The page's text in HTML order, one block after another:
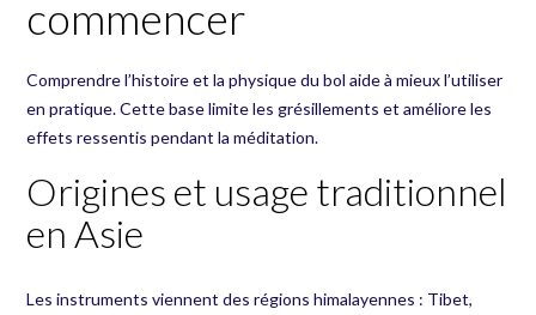
commencer
Comprendre l’histoire et la physique du bol aide à mieux l’utiliser
en pratique. Cette base limite les grésillements et améliore les
effets ressentis pendant la méditation.
Origines et usage traditionnel
en Asie
Les instruments viennent des régions himalayennes : Tibet,